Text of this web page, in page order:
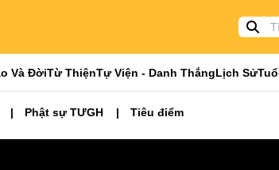
Và ĐờiTừ ThiệnTự Viện - Danh ThắngLịch Sử
Phật sự TƯGH Tiêu điểm